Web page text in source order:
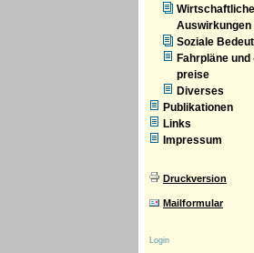
Wirtschaftliche
Auswirkungen
Soziale
Fahrpläne und
preise
Diverses
Publikationen
Links
Impressum
Druckversion
Mailformular
Login